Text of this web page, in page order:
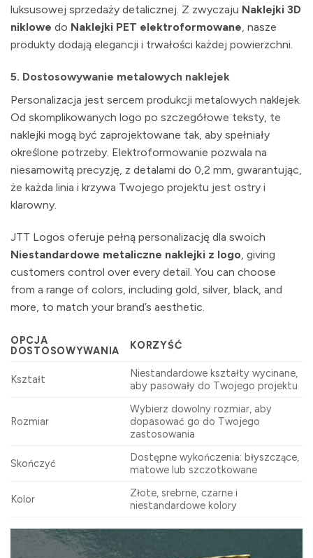
luksusowej sprzedaży detalicznej. Z zwyczaju Naklejki 3D
niklowe do Naklejki PET elektroformowane, nasze
produkty dodają elegancji i trwałości każdej powierzchni.
5. Dostosowywanie metalowych naklejek
Personalizacja jest sercem produkcji metalowych naklejek.
Od skomplikowanych logo po szczegółowe teksty, te
naklejki mogą być zaprojektowane tak, aby spełniały
określone potrzeby. Elektroformowanie pozwala na
niesamowitą precyzję, z detalami do 0,2 mm, gwarantując,
że każda linia i krzywa Twojego projektu jest ostry i
klarowny.
JTT Logos oferuje pełną personalizację dla swoich
Niestandardowe metaliczne naklejki z logo, giving
customers control over every detail. You can choose
from a range of colors, including gold, silver, black, and
more, to match your brand’s aesthetic.
OPCJA
DOSTOSOWYWANIA
KORZYŚĆ
Kształt
Niestandardowe kształty wycinane,
aby pasowały do ​​Twojego projektu
Rozmiar
Wybierz dowolny rozmiar, aby
dopasować go do Twojego
zastosowania
Skończyć
Dostępne wykończenia: błyszczące,
matowe lub szczotkowane
Kolor
Złote, srebrne, czarne i
niestandardowe kolory